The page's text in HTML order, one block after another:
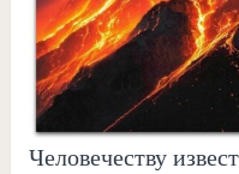
Человечеству